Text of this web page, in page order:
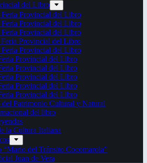
del Libro
Feria Provincial del Libro
Feria Provincial del Libro
Feria Provincial del Libro
Feria Provincial del Libro
Feria Provincial del Libro
Provincial del Libro
Provincial del Libro
Provincial del Libro
Provincial del Libro
Provincial del Libro
del Patrimonio Cultural y Natural
del libro
la Cultura Italiana
“Mario del Tránsito Cocomarola”
Juan de Vera